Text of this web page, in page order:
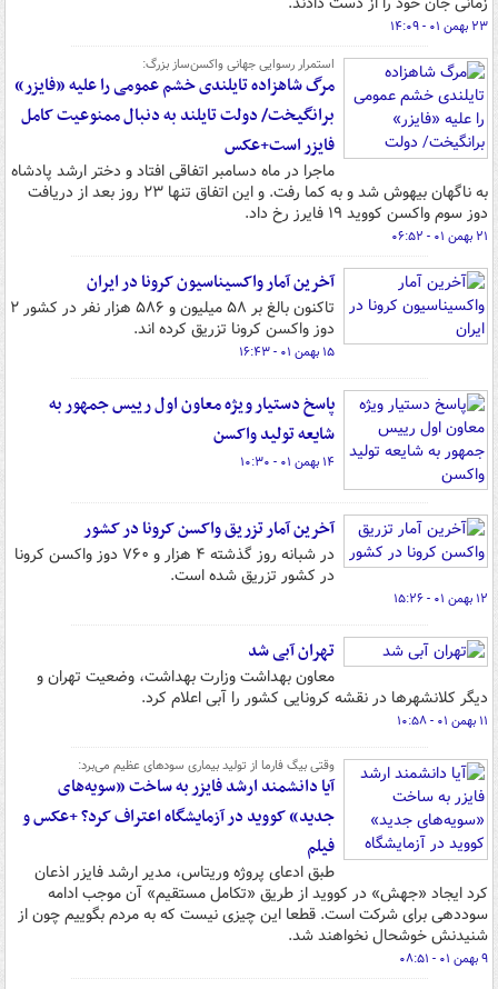
۲۳ بهمن ۰۱ - ۱۴:۰۹
استمرار رسوایی جهانی واکسن‌ساز بزرگ:
مرگ شاهزاده‌ تایلندی خشم عمومی را علیه «فایزر»
برانگیخت/ دولت تایلند به دنبال ممنوعیت کامل
فایزر است+عکس
ماجرا در ماه دسامبر اتفاقی افتاد و دختر ارشد پادشاه
به ناگهان بیهوش شد و به کما رفت. و این اتفاق تنها ۲۳ روز بعد از دریافت
دوز سوم واکسن کووید ۱۹ فایرز رخ داد.
۲۱ بهمن ۰۱ - ۰۶:۵۲
آخرین آمار واکسیناسیون کرونا در ایران
تاکنون بالغ بر ۵۸ میلیون و ۵۸۶ هزار نفر در کشور ۲
دوز واکسن کرونا تزریق کرده اند.
۱۵ بهمن ۰۱ - ۱۶:۴۳
پاسخ دستیار ویژه معاون اول رییس جمهور به
شایعه‌ تولید واکسن
۱۴ بهمن ۰۱ - ۱۰:۳۰
آخرین آمار تزریق واکسن کرونا در کشور
در شبانه روز گذشته ۴ هزار و ۷۶۰ دوز واکسن کرونا
در کشور تزریق شده است.
۱۲ بهمن ۰۱ - ۱۵:۲۶
تهران آبی شد
معاون بهداشت وزارت بهداشت، وضعیت تهران و
دیگر کلانشهرها در نقشه کرونایی کشور را آبی اعلام کرد.
۱۱ بهمن ۰۱ - ۱۰:۵۸
وقتی بیگ فارما از تولید بیماری سودهای عظیم می‌برد:
آیا دانشمند ارشد فایزر به ساخت «سویه‌های
جدید» کووید در آزمایشگاه اعتراف کرد؟ +عکس و
فیلم
طبق ادعای پروژه وریتاس، مدیر ارشد فایزر اذعان
کرد ایجاد «جهش» در کووید از طریق «تکامل مستقیم» آن موجب ادامه
سوددهی برای شرکت است. قطعا این چیزی نیست که به مردم بگوییم چون از
شنیدنش خوشحال نخواهند شد.
۹ بهمن ۰۱ - ۰۸:۵۱